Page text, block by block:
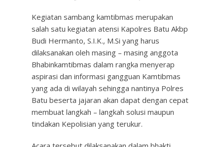
Kegiatan sambang kamtibmas merupakan
salah satu kegiatan atensi Kapolres Batu Akbp
Budi Hermanto, S.I.K., M.Si yang harus
dilaksanakan oleh masing – masing anggota
Bhabinkamtibmas dalam rangka menyerap
aspirasi dan informasi gangguan Kamtibmas
yang ada di wilayah sehingga nantinya Polres
Batu beserta jajaran akan dapat dengan cepat
membuat langkah – langkah solusi maupun
tindakan Kepolisian yang terukur.